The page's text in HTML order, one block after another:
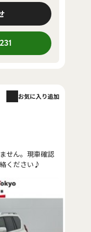
お気に入り追加
せん。現車確認
ください♪